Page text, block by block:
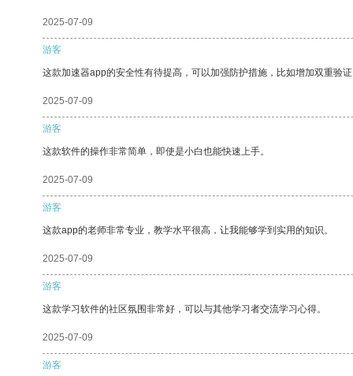
2025-07-09
游客
这款加速器app的安全性有待提高，可以加强防护措施，比如增加双重验
2025-07-09
游客
这款软件的操作非常简单，即使是小白也能快速上手。
2025-07-09
游客
这款app的老师非常专业，教学水平很高，让我能够学到实用的知识。
2025-07-09
游客
这款学习软件的社区氛围非常好，可以与其他学习者交流学习心得。
2025-07-09
游客